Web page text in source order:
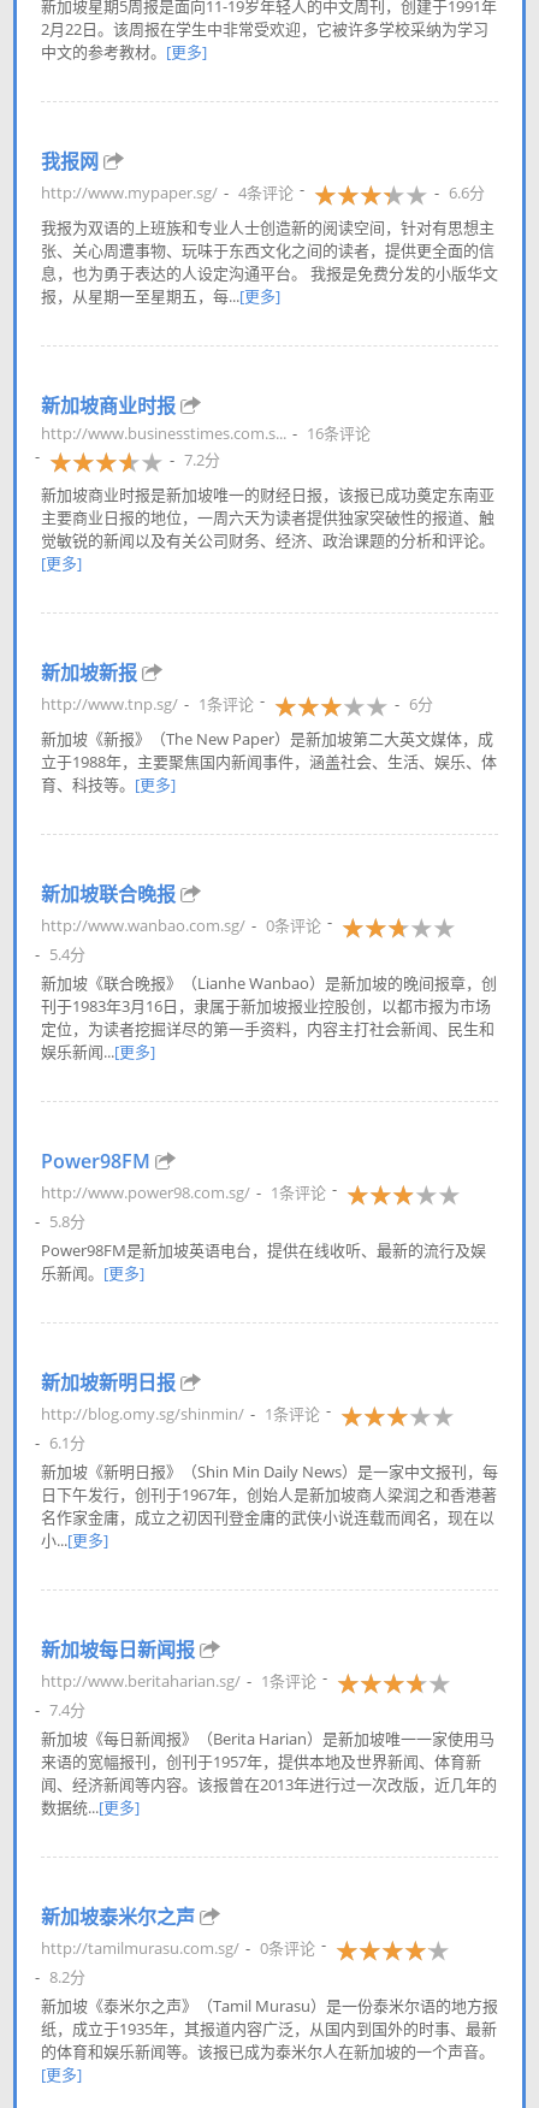
新加坡星期5周报是面向11-19岁年轻人的中文周刊，创建于1991年
2月22日。该周报在学生中非常受欢迎，它被许多学校采纳为学习
中文的参考教材。 [更多]
我报网
http://www.mypaper.sg/ 4条评论
6.6分
我报为双语的上班族和专业人士创造新的阅读空间，针对有思想主
张、关心周遭事物、玩味于东西文化之间的读者，提供更全面的信
息，也为勇于表达的人设定沟通平台。 我报是免费分发的小版华文
报，从星期一至星期五，每...[更多]
新加坡商业时报
http://www.businesstimes.com.s...
16条评论
7.2分
新加坡商业时报是新加坡唯一的财经日报，该报已成功奠定东南亚
主要商业日报的地位，一周六天为读者提供独家突破性的报道、触
觉敏锐的新闻以及有关公司财务、经济、政治课题的分析和评论。
[更多]
新加坡新报
http://www.tnp.sg/ 1条评论
6分
新加坡《新报》（The New Paper）是新加坡第二大英文媒体，成
立于1988年，主要聚焦国内新闻事件，涵盖社会、生活、娱乐、体
育、科技等。 [更多]
新加坡联合晚报
http://www.wanbao.com.sg/
0条评论
5.4分
新加坡《联合晚报》（Lianhe Wanbao）是新加坡的晚间报章，创
刊于1983年3月16日，隶属于新加坡报业控股创，以都市报为市场
定位，为读者挖掘详尽的第一手资料，内容主打社会新闻、民生和
娱乐新闻...[更多]
Power98FM
http://www.power98.com.sg/
1条评论
5.8分
Power98FM是新加坡英语电台，提供在线收听、最新的流行及娱
乐新闻。 [更多]
新加坡新明日报
http://blog.omy.sg/shinmin/
1条评论
6.1分
新加坡《新明日报》（Shin Min Daily News）是一家中文报刊，每
日下午发行，创刊于1967年，创始人是新加坡商人梁润之和香港著
名作家金庸，成立之初因刊登金庸的武侠小说连载而闻名，现在以
小...[更多]
新加坡每日新闻报
http://www.beritaharian.sg/
1条评论
7.4分
新加坡《每日新闻报》（Berita Harian）是新加坡唯一一家使用马
来语的宽幅报刊，创刊于1957年，提供本地及世界新闻、体育新
闻、经济新闻等内容。该报曾在2013年进行过一次改版，近几年的
数据统...[更多]
新加坡泰米尔之声
http://tamilmurasu.com.sg/
0条评论
8.2分
新加坡《泰米尔之声》（Tamil Murasu）是一份泰米尔语的地方报
纸，成立于1935年，其报道内容广泛，从国内到国外的时事、最新
的体育和娱乐新闻等。该报已成为泰米尔人在新加坡的一个声音。
[更多]